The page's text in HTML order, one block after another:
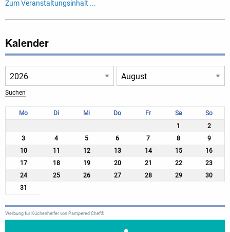
Zum Veranstaltungsinhalt ...
Kalender
Mo Di Mi Do Fr Sa
So
1
2
3
4 5 6 7 8
9
10
11 12 13 14 15
16
17
18 19 20 21 22
23
24
25 26 27 28 29
30
31
Werbung für Küchenhelfer von Pampered Chef®